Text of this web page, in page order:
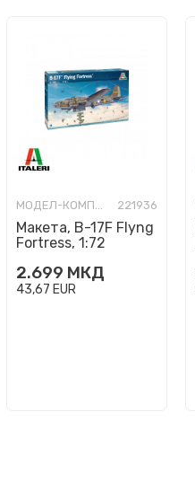
МОДЕЛ-КОМПЛЕТ 221936
Макета, B-17F Flyng
Fortress, 1:72
2.699 МКД
43,67 EUR